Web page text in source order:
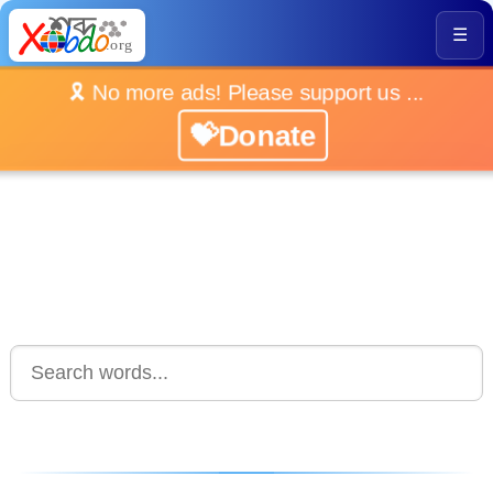
☰
🎗️ No more ads! Please support us ...
💝Donate